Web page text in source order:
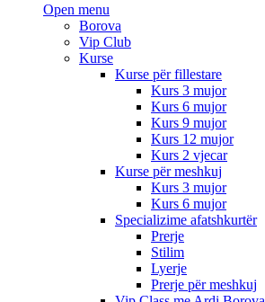
Open menu
Borova
Vip Club
Kurse
Kurse për fillestare
Kurs 3 mujor
Kurs 6 mujor
Kurs 9 mujor
Kurs 12 mujor
Kurs 2 vjecar
Kurse për meshkuj
Kurs 3 mujor
Kurs 6 mujor
Specializime afatshkurtër
Prerje
Stilim
Lyerje
Prerje për meshkuj